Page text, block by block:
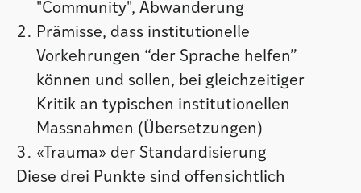
"Community", Abwanderung
Prämisse, dass institutionelle
Vorkehrungen “der Sprache helfen”
können und sollen, bei gleichzeitiger
Kritik an typischen institutionellen
Massnahmen (Übersetzungen)
«Trauma» der Standardisierung
Diese drei Punkte sind offensichtlich